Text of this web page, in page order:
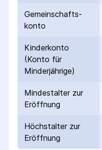
Gemeinschafts­
konto
Kinderkonto
(Konto für
Minderjährige)
Mindestalter zur
Eröffnung
Höchstalter zur
Eröffnung